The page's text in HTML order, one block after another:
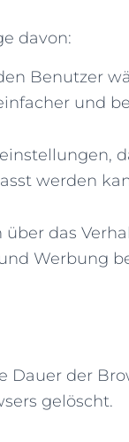
davon:
Benutzer
und
werden
über das
Werbung
Dauer der
gelöscht.